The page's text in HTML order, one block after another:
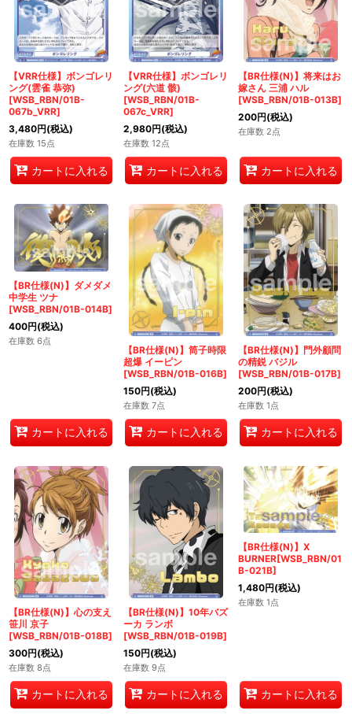
【VRR仕様】ボンゴレリ
ング(雲雀 恭弥)
[WSB_RBN/01B-
067b_VRR]
3,480円(税込)
在庫数 15点
カートに入れる
【VRR仕様】ボンゴレリ
ング(六道 骸)
[WSB_RBN/01B-
067c_VRR]
2,980円(税込)
在庫数 12点
カートに入れる
【BR仕様(N)】将来はお
嫁さん 三浦 ハル
[WSB_RBN/01B-013B]
200円(税込)
在庫数 2点
カートに入れる
【BR仕様(N)】ダメダメ
中学生 ツナ
[WSB_RBN/01B-014B]
400円(税込)
在庫数 6点
カートに入れる
【BR仕様(N)】筒子時限
超爆 イーピン
[WSB_RBN/01B-016B]
150円(税込)
在庫数 7点
カートに入れる
【BR仕様(N)】門外顧問
の精鋭 バジル
[WSB_RBN/01B-017B]
200円(税込)
在庫数 1点
カートに入れる
【BR仕様(N)】心の支え
笹川 京子
[WSB_RBN/01B-018B]
300円(税込)
在庫数 8点
カートに入れる
【BR仕様(N)】10年バズ
ーカ ランボ
[WSB_RBN/01B-019B]
150円(税込)
在庫数 9点
カートに入れる
【BR仕様(N)】X
BURNER[WSB_RBN/01
B-021B]
1,480円(税込)
在庫数 1点
カートに入れる